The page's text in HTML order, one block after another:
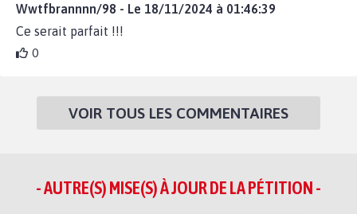
Wwtfbrannnn/98 - Le 18/11/2024 à 01:46:39
Ce serait parfait !!!
0
VOIR TOUS LES COMMENTAIRES
- AUTRE(S) MISE(S) À JOUR DE LA PÉTITION -